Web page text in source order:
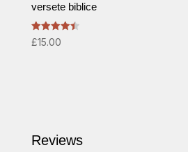
versete biblice
Rated
4.50
£15.00
Reviews